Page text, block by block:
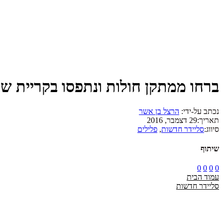
ברחו ממתקן חולות ונתפסו בקריית
נכתב על-ידי: הרצל בן אשר
תאריך:29 דצמבר, 2016
סיווג:סליידר חדשות, פלילים
שיתוף
0
0
0
0
עמוד הבית
סליידר חדשות